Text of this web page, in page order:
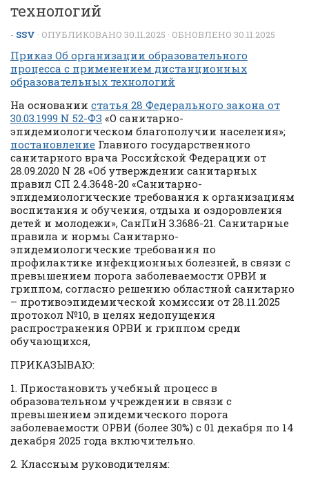
технологий
- SSV · ОПУБЛИКОВАНО 30.11.2025 · ОБНОВЛЕНО 30.11.2025
Приказ Об организации образовательного
процесса с применением дистанционных
образовательных технологий
На основании статья 28 Федерального закона от
30.03.1999 N 52-ФЗ «О санитарно-
эпидемиологическом благополучии населения»;
постановление Главного государственного
санитарного врача Российской Федерации от
28.09.2020 N 28 «Об утверждении санитарных
правил СП 2.4.3648-20 «Санитарно-
эпидемиологические требования к организациям
воспитания и обучения, отдыха и оздоровления
детей и молодежи», СанПиН 3.3686-21. Санитарные
правила и нормы Санитарно-
эпидемиологические требования по
профилактике инфекционных болезней, в связи с
превышением порога заболеваемости ОРВИ и
гриппом, согласно решению областной санитарно
– противоэпидемической комиссии от 28.11.2025
протокол №10, в целях недопущения
распространения ОРВИ и гриппом среди
обучающихся,
ПРИКАЗЫВАЮ:
1. Приостановить учебный процесс в
образовательном учреждении в связи с
превышением эпидемического порога
заболеваемости ОРВИ (более 30%) с 01 декабря по 14
декабря 2025 года включительно.
2. Классным руководителям: